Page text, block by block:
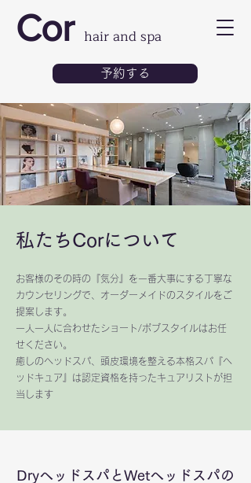
Cor hair and spa
予約する
私たちCorについて
お客様のその時の『気分』を一番大事にする丁寧な
カウンセリングで、オーダーメイドのスタイルをご
提案します。
一人一人に合わせたショート/ボブスタイルはお任
せください。
癒しのヘッドスパ、頭皮環境を整える本格スパ『ヘ
ッドキュア』は認定資格を持ったキュアリストが担
当します
DryヘッドスパとWetヘッドスパの